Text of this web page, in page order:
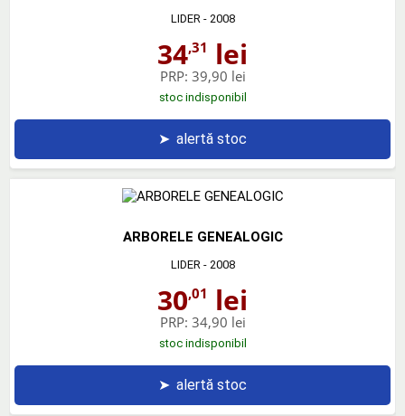
LIDER - 2008
34,31 lei
PRP: 39,90 lei
stoc indisponibil
➤ alertă stoc
ARBORELE GENEALOGIC
LIDER - 2008
30,01 lei
PRP: 34,90 lei
stoc indisponibil
➤ alertă stoc